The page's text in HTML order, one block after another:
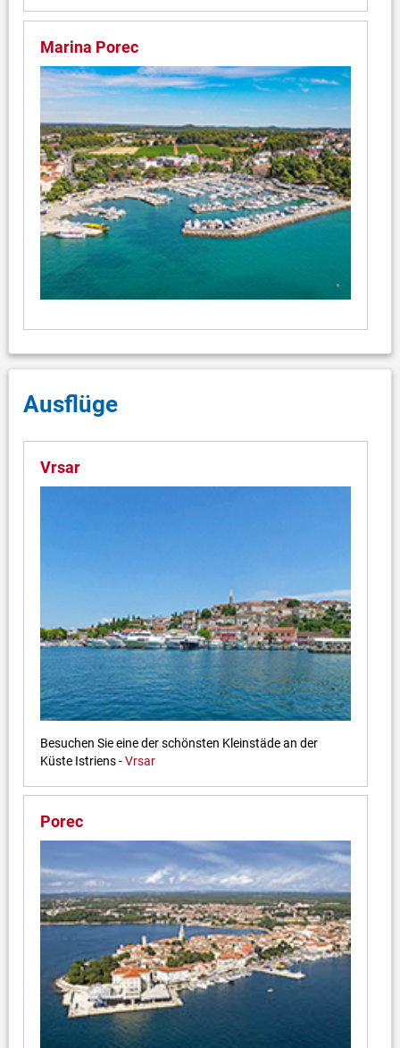
Marina Porec
Ausflüge
Vrsar
Besuchen Sie eine der schönsten Kleinstäde an der
Küste Istriens -Vrsar
Porec